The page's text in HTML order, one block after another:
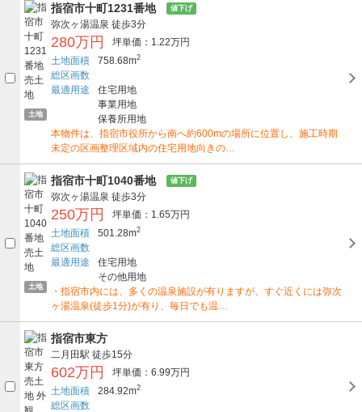
土地
指宿市十町1231番地 値下げ
弥次ヶ湯温泉 徒歩3分
280万円
坪単価：1.22万円
土地面積
758.68m2
総区画数
最適用途
住宅用地
事業用地
保養所用地
本物件は、指宿市役所から南へ約600mの場所に位置し、施工時期
未定の区画整理区域内の住宅用地向きの…
土地
指宿市十町1040番地 値下げ
弥次ヶ湯温泉 徒歩3分
250万円
坪単価：1.65万円
土地面積
501.28m2
総区画数
最適用途
住宅用地
その他用地
・指宿市内には、多くの温泉施設が有りますが、すぐ近くには弥次
ヶ湯温泉(徒歩1分)が有り、毎日でも温…
指宿市東方
二月田駅 徒歩15分
602万円
坪単価：6.99万円
土地面積
284.92m2
総区画数